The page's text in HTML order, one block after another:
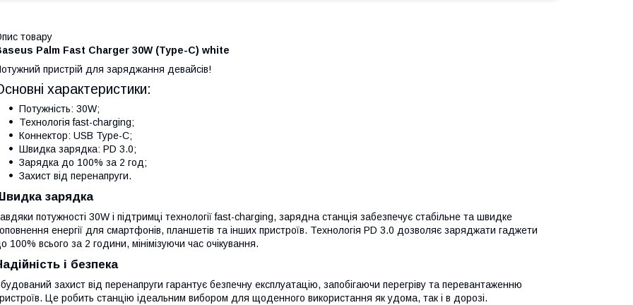
товару
Palm Fast Charger 30W (Type-C) white
пристрій для заряджання девайсів!
характеристики:
Потужність: 30W;
Технологія fast-charging;
Коннектор: USB Type-C;
Швидка зарядка: PD 3.0;
Зарядка до 100% за 2 год;
Захист від перенапруги.
зарядка
потужності 30W і підтримці технології fast-charging, зарядна станція забезпечує стабільне та швидке
енергії для смартфонів, планшетів та інших пристроїв. Технологія PD 3.0 дозволяє заряджати гаджети
100% всього за 2 години, мінімізуючи час очікування.
і безпека
захист від перенапруги гарантує безпечну експлуатацію, запобігаючи перегріву та перевантаженню
Це робить станцію ідеальним вибором для щоденного використання як удома, так і в дорозі.